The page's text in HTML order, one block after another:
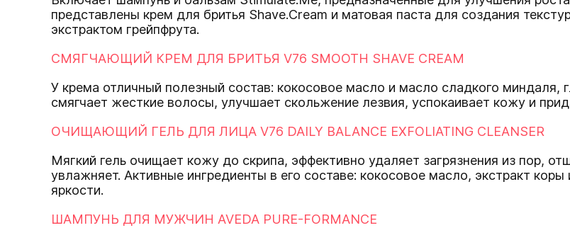
представлены крем для бритья Shave.Cream и матовая паста для создания
экстрактом грейпфрута.
СМЯГЧАЮЩИЙ КРЕМ ДЛЯ БРИТЬЯ V76 SMOOTH SHAVE CREAM
У крема отличный полезный состав: кокосовое масло и масло сладкого миндаля,
смягчает жесткие волосы, улучшает скольжение лезвия, успокаивает кожу и
ОЧИЩАЮЩИЙ ГЕЛЬ ДЛЯ ЛИЦА V76 DAILY BALANCE EXFOLIATING CLEANSER
Мягкий гель очищает кожу до скрипа, эффективно удаляет загрязнения из пор,
увлажняет. Активные ингредиенты в его составе: кокосовое масло, экстракт
яркости.
ШАМПУНЬ ДЛЯ МУЖЧИН AVEDA PURE-FORMANCE